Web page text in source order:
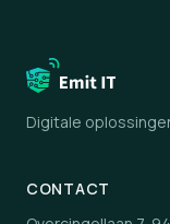
Digitale
CONTACT